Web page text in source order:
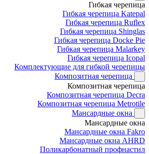
Гибкая черепица
Гибкая черепица Katepal
Гибкая черепица Ruflex
Гибкая черепица Shinglas
Гибкая черепица Docke Pie
Гибкая черепица Malarkey
Гибкая черепица Icopal
Комплектующие для гибкой черепицы
Композитная черепица
Композитная черепица
Композитная черепица Decra
Композитная черепица Metrotile
Мансардные окна
Мансардные окна
Мансардные окна Fakro
Мансардные окна AHRD
Поликарбонатный профнастил